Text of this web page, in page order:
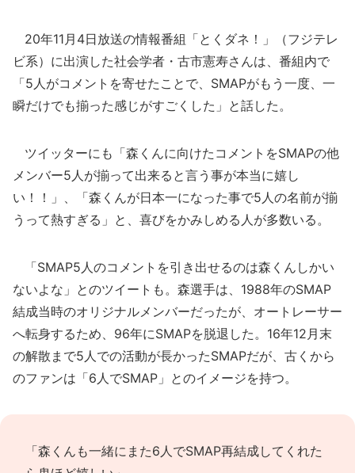
20年11月4日放送の情報番組「とくダネ！」（フジテレ
ビ系）に出演した社会学者・古市憲寿さんは、番組内で
「5人がコメントを寄せたことで、SMAPがもう一度、一
瞬だけでも揃った感じがすごくした」と話した。
ツイッターにも「森くんに向けたコメントをSMAPの他
メンバー5人が揃って出来ると言う事が本当に嬉し
い！！」、「森くんが日本一になった事で5人の名前が揃
うって熱すぎる」と、喜びをかみしめる人が多数いる。
「SMAP5人のコメントを引き出せるのは森くんしかい
ないよな」とのツイートも。森選手は、1988年のSMAP
結成当時のオリジナルメンバーだったが、オートレーサー
へ転身するため、96年にSMAPを脱退した。16年12月末
の解散まで5人での活動が長かったSMAPだが、古くから
のファンは「6人でSMAP」とのイメージを持つ。
「森くんも一緒にまた6人でSMAP再結成してくれた